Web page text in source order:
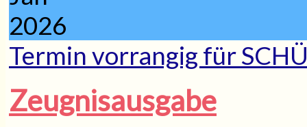
2026
Termin vorrangig für
Zeugnisausgabe